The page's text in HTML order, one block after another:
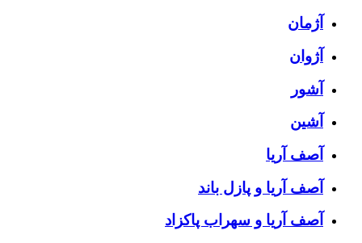
آژمان
آژوان
آشور
آشین
آصف آریا
آصف آریا و پازل باند
آصف آریا و سهراب پاکزاد